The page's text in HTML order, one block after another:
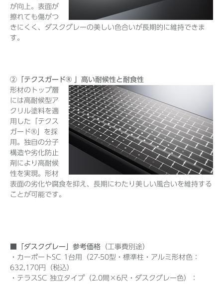
が向上。表面が
擦れても傷がつ
きにくく、ダスクグレーの美しい色合いが長期的に維持できま
す。
②「テクスガード® 」高い耐候性と耐食性
形材のトップ層
には高耐候型ア
クリル塗料を適
用した「テクス
ガード®」を採
用。独自の分子
構造や劣化防止
剤により高耐候
性を実現。形材
表面の劣化や腐食を抑え、長期にわたり美しい風合いを維持する
ことが可能です。
■「ダスクグレー」参考価格 （工事費別途）
・カーポートSC 1台用（27-50型・標準柱・アルミ形材色：
632,170円（税込）
・テラスSC 独立タイプ（2.0間×6尺・ダスクグレー色）：